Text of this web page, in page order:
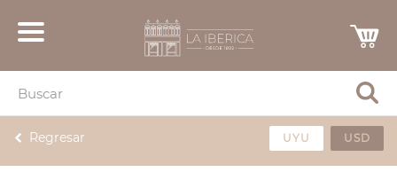
Regresar UYU USD